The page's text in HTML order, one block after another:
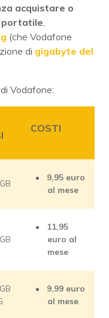
acquistare o
portatile
(che Vodafone
di gigabyte del
Vodafone:
COSTI
9,95 euro
al mese
11,95
euro al
mese
9,99 euro
al mese